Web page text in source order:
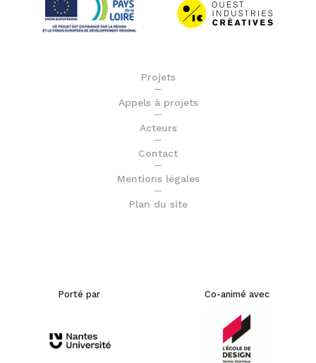
Projets
Appels à projets
Acteurs
Contact
Mentions légales
Plan du site
Porté par Co-animé avec